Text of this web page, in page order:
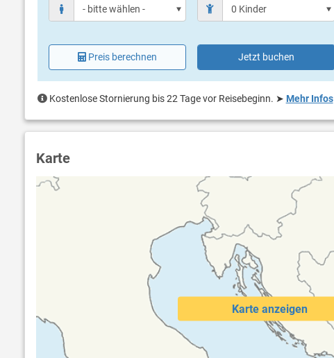
Preis berechnen Jetzt buchen
Kostenlose Stornierung bis 22 Tage vor Reisebeginn. ➤ Mehr Infos
Karte
Karte anzeigen